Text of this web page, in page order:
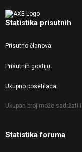
Statistika prisutnih
Prisutno članova
Prisutnih gostiju
Ukupno posetilaca
Ukupan broj može sadržati
Statistika foruma